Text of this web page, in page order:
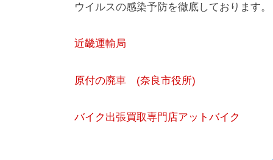
ウイルスの感染予防を徹底しております。
近畿運輸局
原付の廃車 (奈良市役所)
バイク出張買取専門店アットバイク